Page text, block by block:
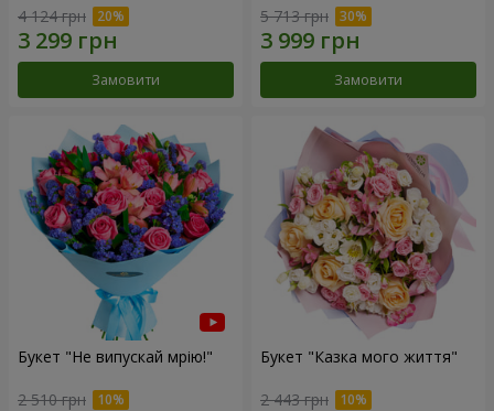
4 124 грн
Замовити
5 713 грн
Замовити
Букет "Не випускай мрію!"
2 510 грн
Букет "Казка мого життя"
2 443 грн